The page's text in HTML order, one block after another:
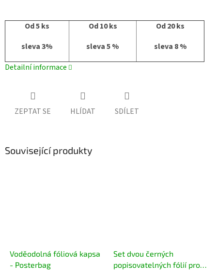
Od 5 ks
sleva 3%
Od 10 ks
sleva 5 %
Od 20 ks
sleva 8 %
Detailní informace
ZEPTAT SE HLÍDAT SDÍLET
Související produkty
Voděodolná fóliová kapsa
- Posterbag
Set dvou černých
popisovatelných fólií pro